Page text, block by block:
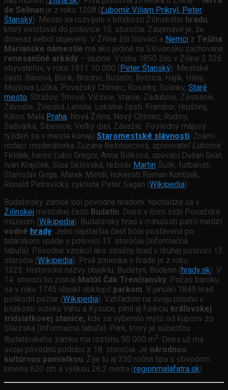
de Selinan je z roku 1208 (Ľubomír Viliam Prikryl, Peter
Štanský). Mesto sa rozvíjalo v blízkosti Žilinského hradu,
ktorý existoval do polovice 15. storočia. Zaujímavé je, že
doteraz nebol objavený. V Žiline žili Slováci a Nemci z Tešína.
Mariánske námestie má ako jediné na Slovensku zachované
renesančné arkády – laubne. V roku 1850 žilo v Žiline 2 326
obyvateľov, v roku 1911 10 000 ( Peter Štanský). Mestské
časti: Bánová, Bôrik, Brodno, Budatín, Bytčica, Hájik, Hliny,
Mojšova Lúčka, Považský Chlmec, Rosinky, Solinky, Staré
mesto, Strážov, Trnové, Vlčince, Vranie, Zádubnie, Zástranie,
Závodie, Žilinská Lehota. Lokálne časti: Frambor, Hruštiny,
Kálov, Malá Praha, Nová Žilina, Nový Chlmec, Rudiny,
Šašvárka, Šibenice, Veľký diel, Závažie. Posledný májový
týždeň sa v meste konajú Staromestské slávnosti. Známi
rodáci: moderátorka Zuzana Belohorcová, spisovateľ Ľubomír
Feldek, herec Ľubo Gregor, Anna Šišková, speváci Dušan Grúň,
Ivan Krajíček, Sisa Sklovská, režisér Martin Šulík, futbalisti
Stanislav Griga, Marek Mintál, hokejisti Roman Kontšek,
Ronald Petrovický, cyklista Peter Sagan (Wikipedia).
Budatínsky zámok bol pôvodne hradom. Nachádza sa v
Žilinskej mestskej časti Budatín. Dnes v ňom sídli Považské
múzeum (Wikipedia). Budatínsky hrad v minulosti patril medzi
vodné hrady. Jeho najstaršia časť bola postavená po
tatárskom vpáde v polovici 13. storočia (Informačná
tabuľa). Pôvodne vznikol ako strážny hrad v druhej polovici 13.
storočia (Wikipedia). Prvá zmienka o hrade je z roku
1323. Historické názvy objektu: Budetyn, Budetin (hrady.sk). V
14. storočí ho získal
Matúš Čák Trenčiansky. Počas baroku
sa v roku 1745 objekt obklopil parkom. V januári 1849 hrad
poškodil požiar (Wikipedia). Vzhľadom na svoju polohu v
blízkosti sútoku Váhu a Kysuce, plnil aj funkciu kráľovskej
tridsiatkovej stanice, kde sa vyberalo mýto od kupcov zo
Sliezska (Informačná tabuľa). Park, ktorý je súčasťou
Budatínskeho zámku ma rozlohu 50 000 m2. Dnes už má
svoju pôvodnú podobu z 18. storočia. Je národnou
kultúrnou pamiatkou . Žije tu aj 350 ročná lipa s obvodom
kmeňa 620 cm a výškou 26.2 metra (regionmalafatra.sk).